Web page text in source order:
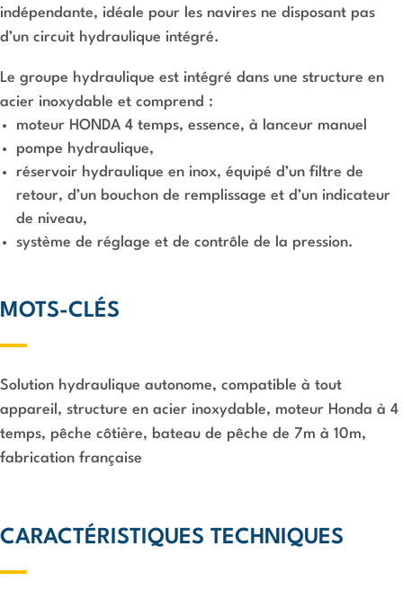
indépendante, idéale pour les navires ne disposant pas
d’un circuit hydraulique intégré.
Le groupe hydraulique est intégré dans une structure en
acier inoxydable et comprend :
moteur HONDA 4 temps, essence, à lanceur manuel
pompe hydraulique,
réservoir hydraulique en inox, équipé d’un filtre de
retour, d’un bouchon de remplissage et d’un indicateur
de niveau,
système de réglage et de contrôle de la pression.
MOTS-CLÉS
Solution hydraulique autonome, compatible à tout
appareil, structure en acier inoxydable, moteur Honda à 4
temps, pêche côtière, bateau de pêche de 7m à 10m,
fabrication française
CARACTÉRISTIQUES TECHNIQUES